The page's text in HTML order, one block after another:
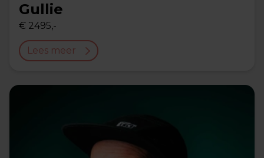
Gullie
€ 2495,-
Lees meer